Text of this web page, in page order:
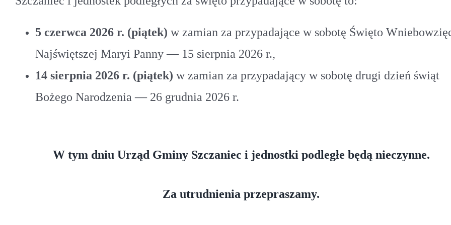
5 czerwca 2026 r. (piątek) w zamian za przypadające w sobotę Święto
Najświętszej Maryi Panny — 15 sierpnia 2026 r.,
14 sierpnia 2026 r. (piątek) w zamian za przypadający w sobotę drugi dzień świąt
Bożego Narodzenia — 26 grudnia 2026 r.
W tym dniu Urząd Gminy Szczaniec i jednostki podległe będą nieczynne.
Za utrudnienia przepraszamy.